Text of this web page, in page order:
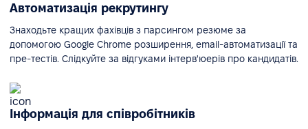
Автоматизація рекрутингу
Знаходьте кращих фахівців з парсингом резюме за
допомогою Google Chrome розширення, email-автоматизації та
пре-тестів. Слідкуйте за відгуками інтерв'юерів про кандидатів.
Інформація для співробітників